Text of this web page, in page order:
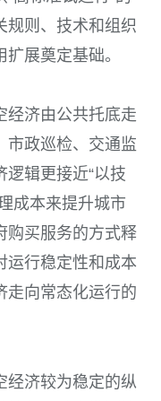
规则、技术和组织
展奠定基础。
经济由公共托底走
市政巡检、交通监
辑更接近“以技
成本来提升城市
购买服务的方式释
运行稳定性和成本
走向常态化运行的
经济较为稳定的纵